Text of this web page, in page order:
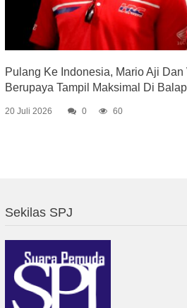
Pulang Ke Indonesia, Mario Aji Dan
Berupaya Tampil Maksimal Di
20 Juli 2026 0 60
Sekilas SPJ